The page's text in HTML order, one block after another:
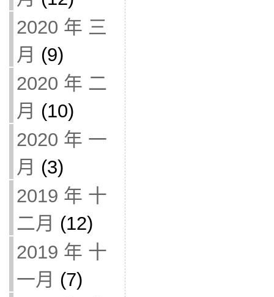
2020 年 三
月 (9)
2020 年 二
月 (10)
2020 年 一
月 (3)
2019 年 十
二月 (12)
2019 年 十
一月 (7)